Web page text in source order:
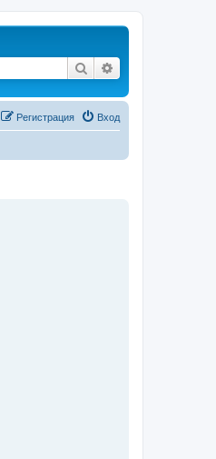
Поиск
Вход
Регистрация